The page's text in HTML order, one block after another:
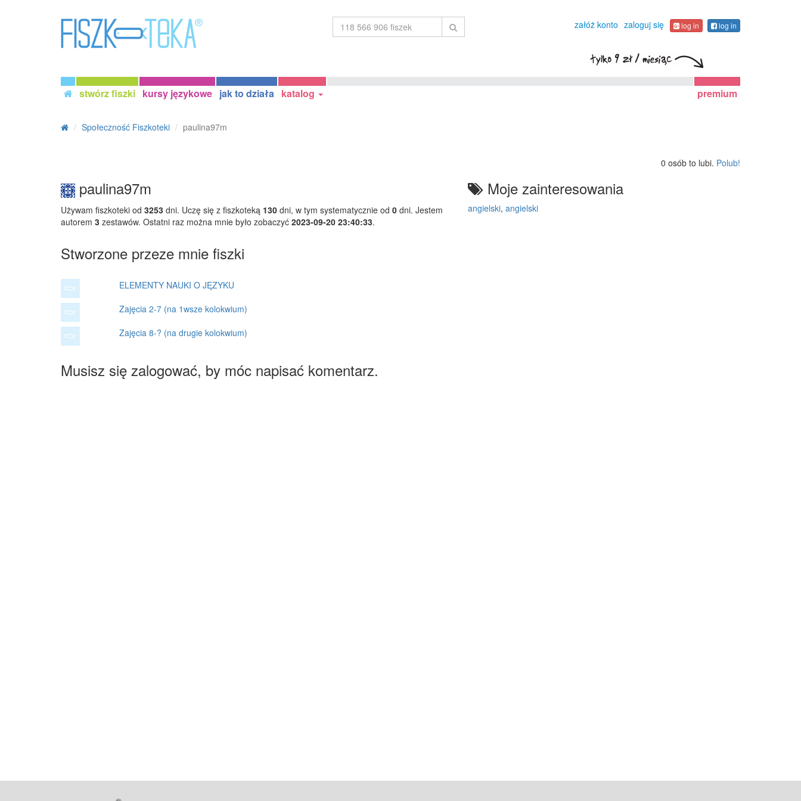
załóż konto zaloguj się log in log in
stwórz fiszki kursy językowe jak to działa katalog premium
Społeczność Fiszkoteki paulina97m
0 osób to lubi. Polub!
paulina97m
Używam fiszkoteki od 3253 dni. Uczę się z fiszkoteką 130 dni, w tym systematycznie od 0 dni. Jestem
autorem 3 zestawów. Ostatni raz można mnie było zobaczyć 2023-09-20 23:40:33.
Moje zainteresowania
angielski, angielski
Stworzone przeze mnie fiszki
ELEMENTY NAUKI O JĘZYKU
Zajęcia 2-7 (na 1wsze kolokwium)
Zajęcia 8-? (na drugie kolokwium)
Musisz się zalogować, by móc napisać komentarz.